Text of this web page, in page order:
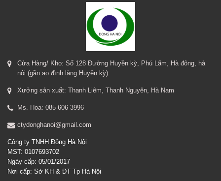
Cửa Hàng/ Kho: Số 128 Đường Huyền kỳ, Phú Lãm, Hà đông, hà
nội (gần ao đình làng Huyền kỳ)
Xưởng sản xuất: Thanh Liêm, Thanh Nguyên, Hà Nam
Ms. Hoa: 085 606 3996
ctydonghanoi@gmail.com
Công ty TNHH Đông Hà Nội
MST: 0107693702
Ngày cấp: 05/01/2017
Nơi cấp: Sở KH & ĐT Tp Hà Nội